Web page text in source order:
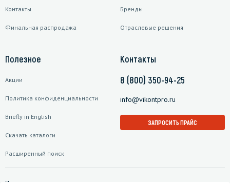
Контакты
Финальная распродажа
Бренды
Отраслевые решения
Полезное
Акции
Политика конфиденциальности
Briefly in English
Скачать каталоги
Расширенный поиск
Контакты
8 (800) 350-94-25
info@vikontpro.ru
ЗАПРОСИТЬ ПРАЙС
Подписаться на рассылку